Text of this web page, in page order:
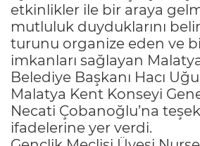
etkinlikler ile bir araya
mutluluk duyduklarını
turunu organize eden ve
imkanları sağlayan
Belediye Başkanı Hacı
Malatya Kent Konseyi
Necati Çobanoğlu’na
ifadelerine yer verdi.